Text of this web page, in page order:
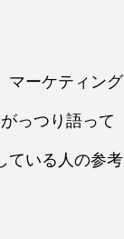
マーケティング
っつり語って
ている人の参考